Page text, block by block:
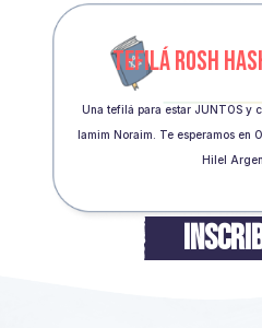
TEFILÁ ROSH
Una tefilá para estar JUNTOS y
Iamim Noraim. Te esperamos en
Hilel